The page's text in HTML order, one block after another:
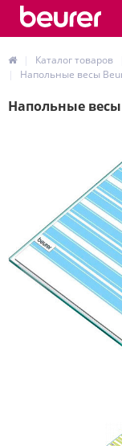
Каталог товаров
Напольные весы
Напольные весы